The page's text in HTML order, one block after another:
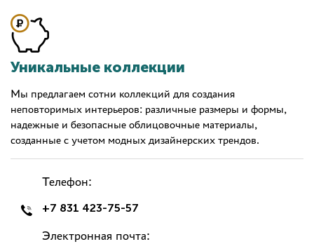
Уникальные коллекции
Мы предлагаем сотни коллекций для создания
неповторимых интерьеров: различные размеры и формы,
надежные и безопасные облицовочные материалы,
созданные с учетом модных дизайнерских трендов.
Телефон:
+7 831 423-75-57
Электронная почта: